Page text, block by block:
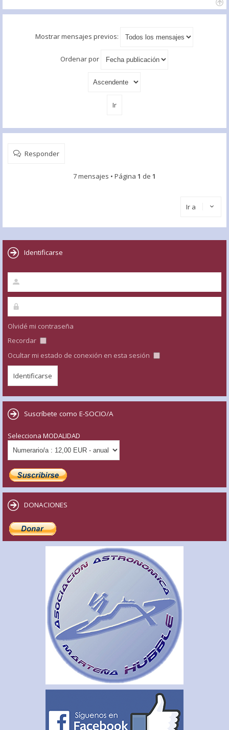
Mostrar mensajes previos:
Ordenar por
Responder
7 mensajes • Página 1 de 1
Ir a
Identificarse
Olvidé mi contraseña
Recordar
Ocultar mi estado de conexión en esta sesión
Suscríbete como E-SOCIO/A
Selecciona MODALIDAD
DONACIONES